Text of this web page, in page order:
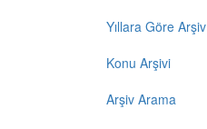
Yıllara Göre Arşiv
Konu Arşivi
Arşiv Arama